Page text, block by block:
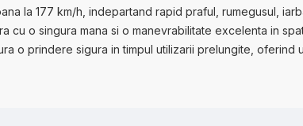
la 177 km/h, indepartand rapid praful, rumegusul,
cu o singura mana si o manevrabilitate excelenta in
o prindere sigura in timpul utilizarii prelungite,